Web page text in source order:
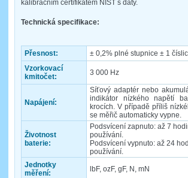
kalibračním certifikátem NIST s daty.
Technická specifikace:
Přesnost:
± 0,2% plné stupnice ± 1
Vzorkovací
kmitočet:
3 000 Hz
Napájení:
Síťový adaptér nebo
indikátor nízkého napětí
krocích. V případě příliš
se měřič automaticky vypne.
Životnost
baterie:
Podsvícení zapnuto: až 7
používání.
Podsvícení vypnuto: až 24
používání.
Jednotky
měření:
lbF, ozF, gF, N, mN